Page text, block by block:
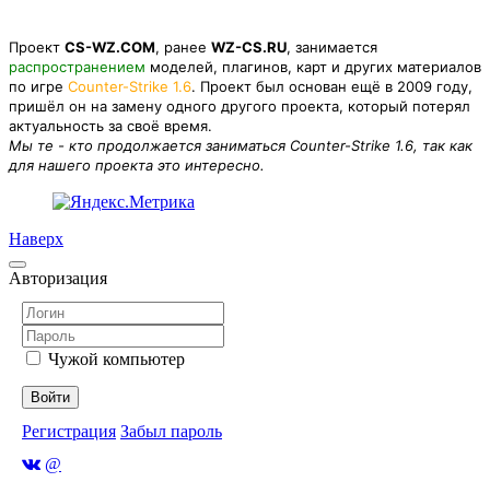
Проект CS-WZ.COM, ранее WZ-CS.RU, занимается
распространением моделей, плагинов, карт и других материалов
по игре Counter-Strike 1.6. Проект был основан ещё в 2009 году,
пришёл он на замену одного другого проекта, который потерял
актуальность за своё время.
Мы те - кто продолжается заниматься Counter-Strike 1.6, так как
для нашего проекта это интересно.
Наверх
Авторизация
Чужой компьютер
Войти
Регистрация Забыл пароль
@